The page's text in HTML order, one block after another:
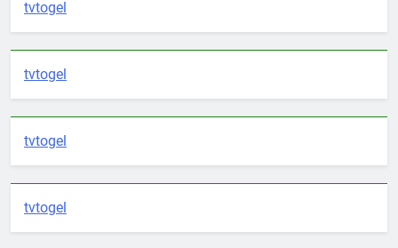
tvtogel
tvtogel
tvtogel
tvtogel